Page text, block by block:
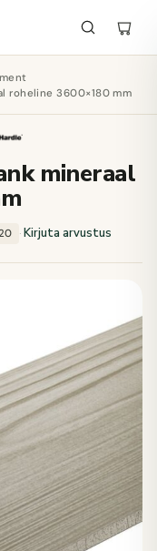
roheline 3600×180 mm
mineraal
·Kirjuta arvustus